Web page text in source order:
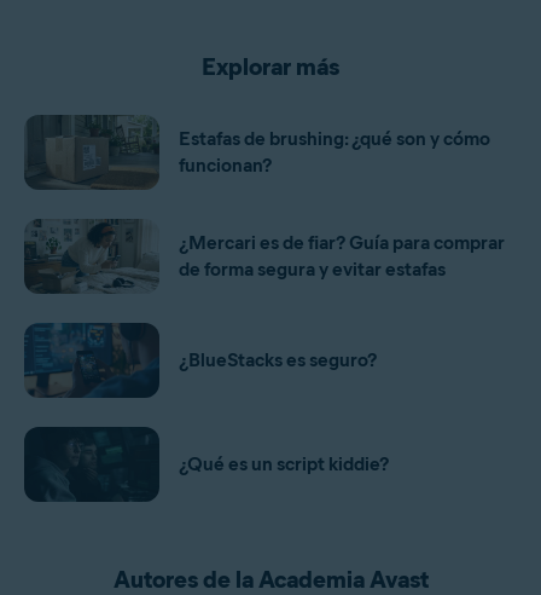
Explorar más
Estafas de brushing: ¿qué son y cómo
funcionan?
¿Mercari es de fiar? Guía para comprar
de forma segura y evitar estafas
¿BlueStacks es seguro?
¿Qué es un script kiddie?
Autores de la Academia Avast